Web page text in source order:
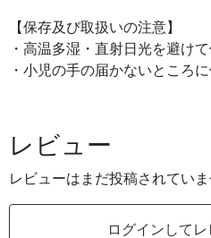
【保存及び取扱いの注意】
・高温多湿・直射日光を避け
・小児の手の届かないところ
レビュー
レビューはまだ投稿されてい
ログインして